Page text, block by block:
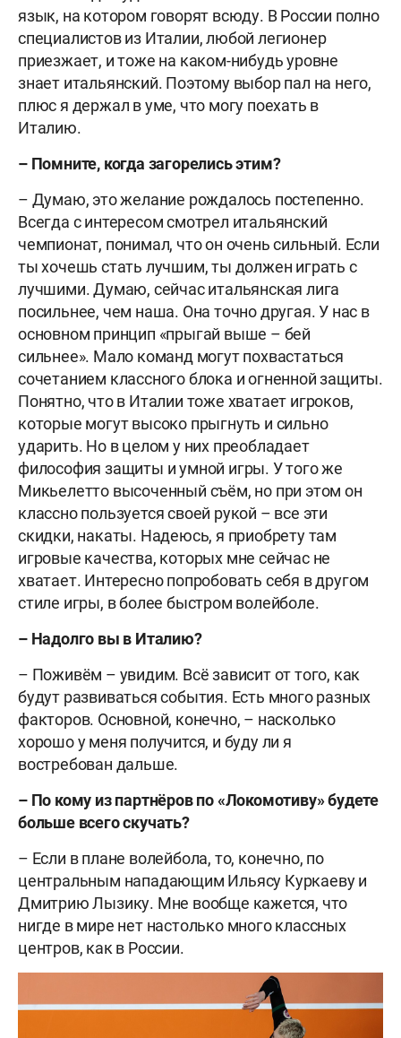
язык, на котором говорят всюду. В России полно
специалистов из Италии, любой легионер
приезжает, и тоже на каком-нибудь уровне
знает итальянский. Поэтому выбор пал на него,
плюс я держал в уме, что могу поехать в
Италию.
– Помните, когда загорелись этим?
– Думаю, это желание рождалось постепенно.
Всегда с интересом смотрел итальянский
чемпионат, понимал, что он очень сильный. Если
ты хочешь стать лучшим, ты должен играть с
лучшими. Думаю, сейчас итальянская лига
посильнее, чем наша. Она точно другая. У нас в
основном принцип «прыгай выше – бей
сильнее». Мало команд могут похвастаться
сочетанием классного блока и огненной защиты.
Понятно, что в Италии тоже хватает игроков,
которые могут высоко прыгнуть и сильно
ударить. Но в целом у них преобладает
философия защиты и умной игры. У того же
Микьелетто высоченный съём, но при этом он
классно пользуется своей рукой – все эти
скидки, накаты. Надеюсь, я приобрету там
игровые качества, которых мне сейчас не
хватает. Интересно попробовать себя в другом
стиле игры, в более быстром волейболе.
– Надолго вы в Италию?
– Поживём – увидим. Всё зависит от того, как
будут развиваться события. Есть много разных
факторов. Основной, конечно, – насколько
хорошо у меня получится, и буду ли я
востребован дальше.
– По кому из партнёров по «Локомотиву» будете
больше всего скучать?
– Если в плане волейбола, то, конечно, по
центральным нападающим Ильясу Куркаеву и
Дмитрию Лызику. Мне вообще кажется, что
нигде в мире нет настолько много классных
центров, как в России.